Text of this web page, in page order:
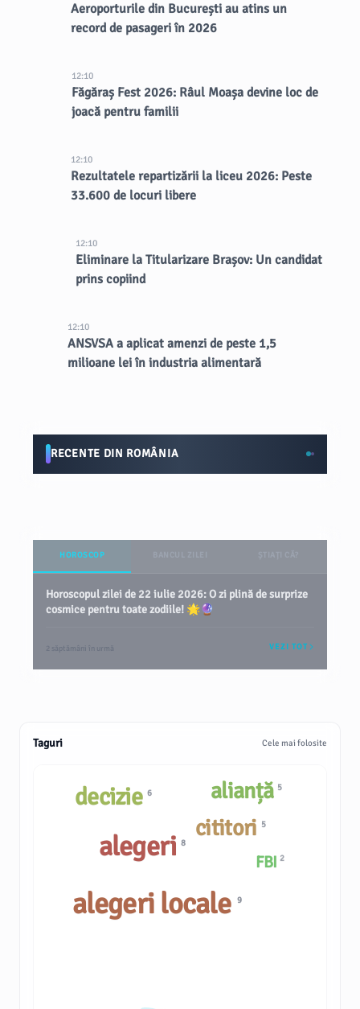
Aeroporturile din București au atins un
record de pasageri în 2026
12:10
Făgăraș Fest 2026: Râul Moașa devine loc de
joacă pentru familii
12:10
Rezultatele repartizării la liceu 2026: Peste
33.600 de locuri libere
12:10
Eliminare la Titularizare Brașov: Un candidat
prins copiind
12:10
ANSVSA a aplicat amenzi de peste 1,5
milioane lei în industria alimentară
RECENTE DIN ROMÂNIA
HOROSCOP
Horoscopul zilei de 22 iulie 2026: O zi plină de surprize
cosmice pentru toate zodiile! 🌟🔮
2 săptămâni în urmă VEZI TOT
Taguri Cele mai folosite
FBI 2
decizie 6
cititori 5
alegeri locale 9
alegeri8
alianță 5